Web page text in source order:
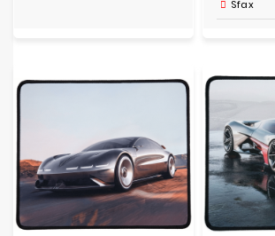
Sfax